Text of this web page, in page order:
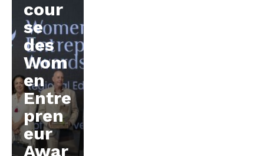
cour
se
des
Wom
en
Entre
pren
eur
Awar